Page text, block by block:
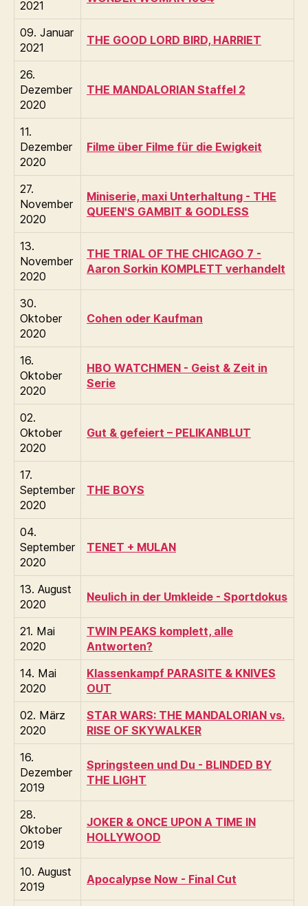
2021
09. Januar
2021
THE GOOD LORD BIRD, HARRIET
26.
Dezember
2020
THE MANDALORIAN Staffel 2
11.
Dezember
2020
Filme über Filme für die Ewigkeit
27.
November
2020
Miniserie, maxi Unterhaltung - THE
QUEEN'S GAMBIT & GODLESS
13.
November
2020
THE TRIAL OF THE CHICAGO 7 -
Aaron Sorkin KOMPLETT verhandelt
30.
Oktober
2020
Cohen oder Kaufman
16.
Oktober
2020
HBO WATCHMEN - Geist & Zeit in
Serie
02.
Oktober
2020
Gut & gefeiert – PELIKANBLUT
17.
September
2020
THE BOYS
04.
September
2020
TENET + MULAN
13. August
2020
Neulich in der Umkleide - Sportdokus
21. Mai
2020
TWIN PEAKS komplett, alle
Antworten?
14. Mai
2020
Klassenkampf PARASITE & KNIVES
OUT
02. März
2020
STAR WARS: THE MANDALORIAN vs.
RISE OF SKYWALKER
16.
Dezember
2019
Springsteen und Du - BLINDED BY
THE LIGHT
28.
Oktober
2019
JOKER & ONCE UPON A TIME IN
HOLLYWOOD
10. August
2019
Apocalypse Now - Final Cut